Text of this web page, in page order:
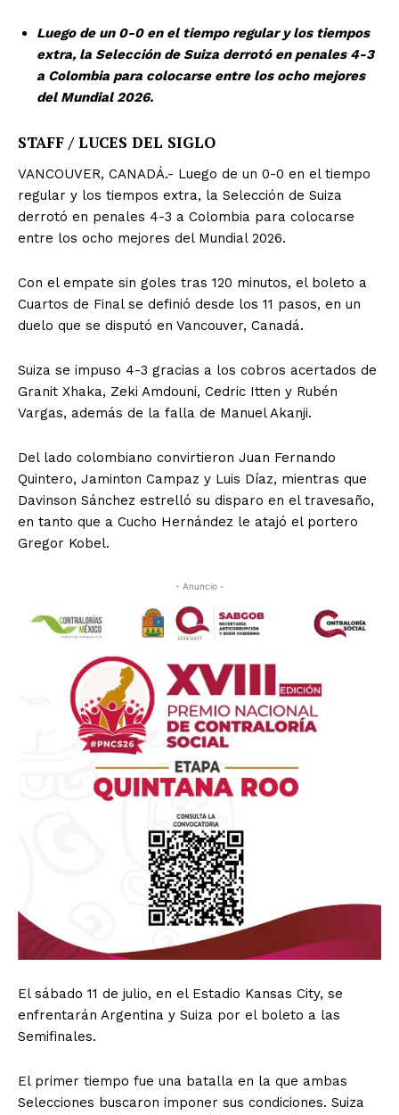
Luego de un 0-0 en el tiempo regular y los tiempos
extra, la Selección de Suiza derrotó en penales 4-3
a Colombia para colocarse entre los ocho mejores
del Mundial 2026.
STAFF / LUCES DEL SIGLO
VANCOUVER, CANADÁ.- Luego de un 0-0 en el tiempo
regular y los tiempos extra, la Selección de Suiza
derrotó en penales 4-3 a Colombia para colocarse
entre los ocho mejores del Mundial 2026.
Con el empate sin goles tras 120 minutos, el boleto a
Cuartos de Final se definió desde los 11 pasos, en un
duelo que se disputó en Vancouver, Canadá.
Suiza se impuso 4-3 gracias a los cobros acertados de
Granit Xhaka, Zeki Amdouni, Cedric Itten y Rubén
Vargas, además de la falla de Manuel Akanji.
Del lado colombiano convirtieron Juan Fernando
Quintero, Jaminton Campaz y Luis Díaz, mientras que
Davinson Sánchez estrelló su disparo en el travesaño,
en tanto que a Cucho Hernández le atajó el portero
Gregor Kobel.
- Anuncio -
El sábado 11 de julio, en el Estadio Kansas City, se
enfrentarán Argentina y Suiza por el boleto a las
Semifinales.
El primer tiempo fue una batalla en la que ambas
Selecciones buscaron imponer sus condiciones. Suiza